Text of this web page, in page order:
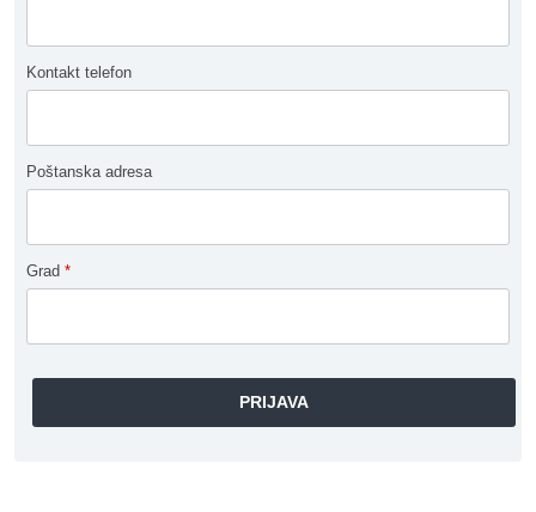
Kontakt telefon
Poštanska adresa
Grad *